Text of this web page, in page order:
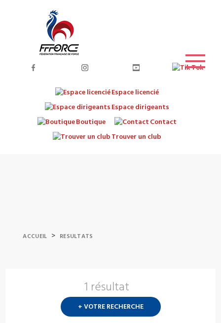
Espace licencié
Espace dirigeants
Boutique
Contact
Trouver un club
ACCUEIL > RESULTATS
1 résultat
+ VOTRE RECHERCHE